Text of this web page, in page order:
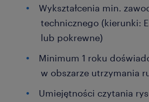
Wykształcenia min.
technicznego (kierunki:
lub pokrewne)
Minimum 1 roku
w obszarze utrzymania
Umiejętności czytania